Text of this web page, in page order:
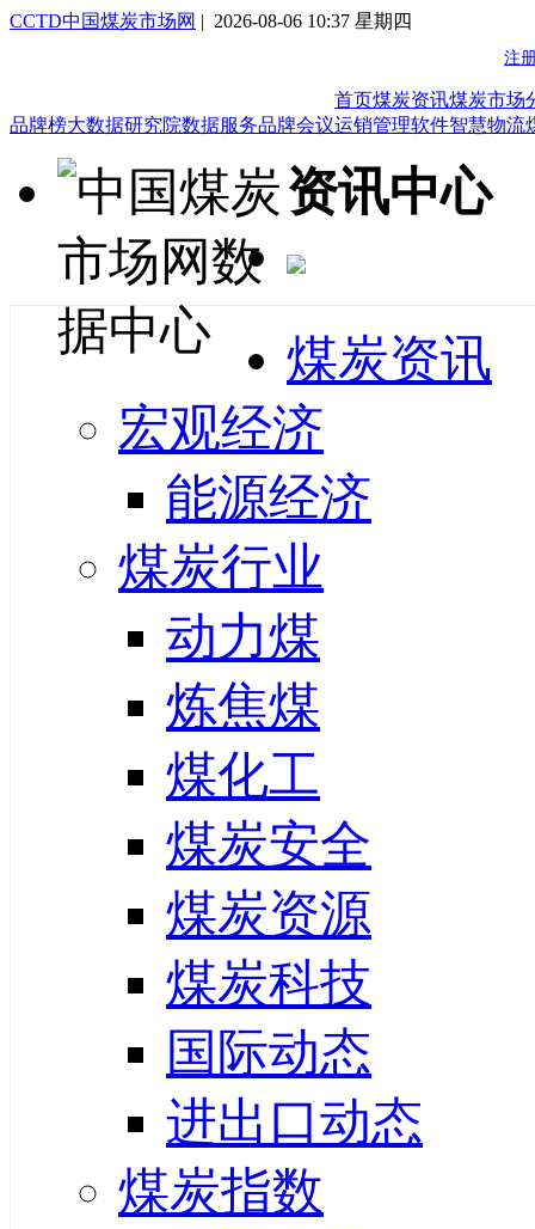
CCTD中国煤炭市场网 | 2026-08-06 10:37 星期四
首页煤炭资讯煤炭市场
品牌榜大数据研究院数据服务品牌会议运销管理软件智慧物流
资讯中心
煤炭资讯
宏观经济
能源经济
煤炭行业
动力煤
炼焦煤
煤化工
煤炭安全
煤炭资源
煤炭科技
国际动态
进出口动态
煤炭指数